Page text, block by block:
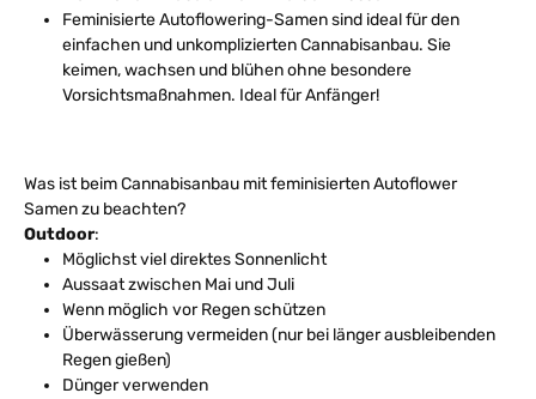
Feminisierte Autoflowering-Samen sind ideal für den
einfachen und unkomplizierten Cannabisanbau. Sie
keimen, wachsen und blühen ohne besondere
Vorsichtsmaßnahmen. Ideal für Anfänger!
Was ist beim Cannabisanbau mit feminisierten Autoflower
Samen zu beachten?
Outdoor:
Möglichst viel direktes Sonnenlicht
Aussaat zwischen Mai und Juli
Wenn möglich vor Regen schützen
Überwässerung vermeiden (nur bei länger ausbleibenden
Regen gießen)
Dünger verwenden